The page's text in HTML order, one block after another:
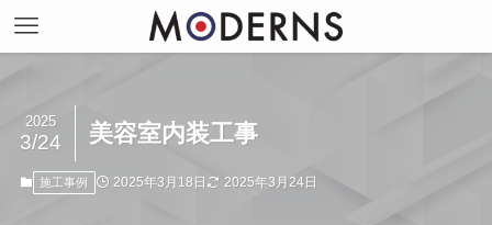
美容室内装工事
2025
3/24
施工事例 2025年3月18日 2025年3月24日